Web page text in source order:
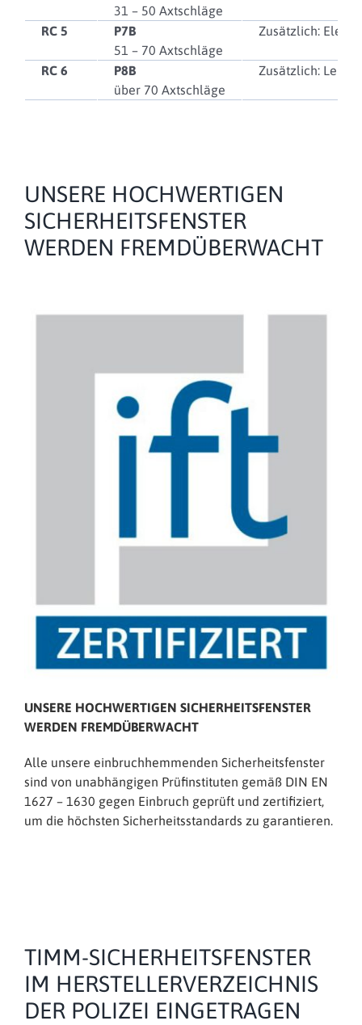
31 – 50 Axtschläge
RC 5
P7B
51 – 70 Axtschläge
Zusätzlich:
RC 6
P8B
über 70 Axtschläge
Zusätzlich:
UNSERE HOCHWERTIGEN
SICHERHEITSFENSTER
WERDEN FREMDÜBERWACHT
UNSERE HOCHWERTIGEN SICHERHEITSFENSTER
WERDEN FREMDÜBERWACHT
Alle unsere einbruchhemmenden Sicherheitsfenster
sind von unabhängigen Prüfinstituten gemäß DIN EN
1627 – 1630 gegen Einbruch geprüft und zertifiziert,
um die höchsten Sicherheitsstandards zu garantieren.
TIMM-SICHERHEITSFENSTER
IM HERSTELLERVERZEICHNIS
DER POLIZEI EINGETRAGEN